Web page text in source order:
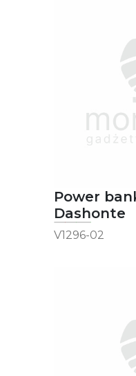
Power
Dashonte
V1296-02